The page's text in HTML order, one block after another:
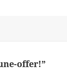
offer!”